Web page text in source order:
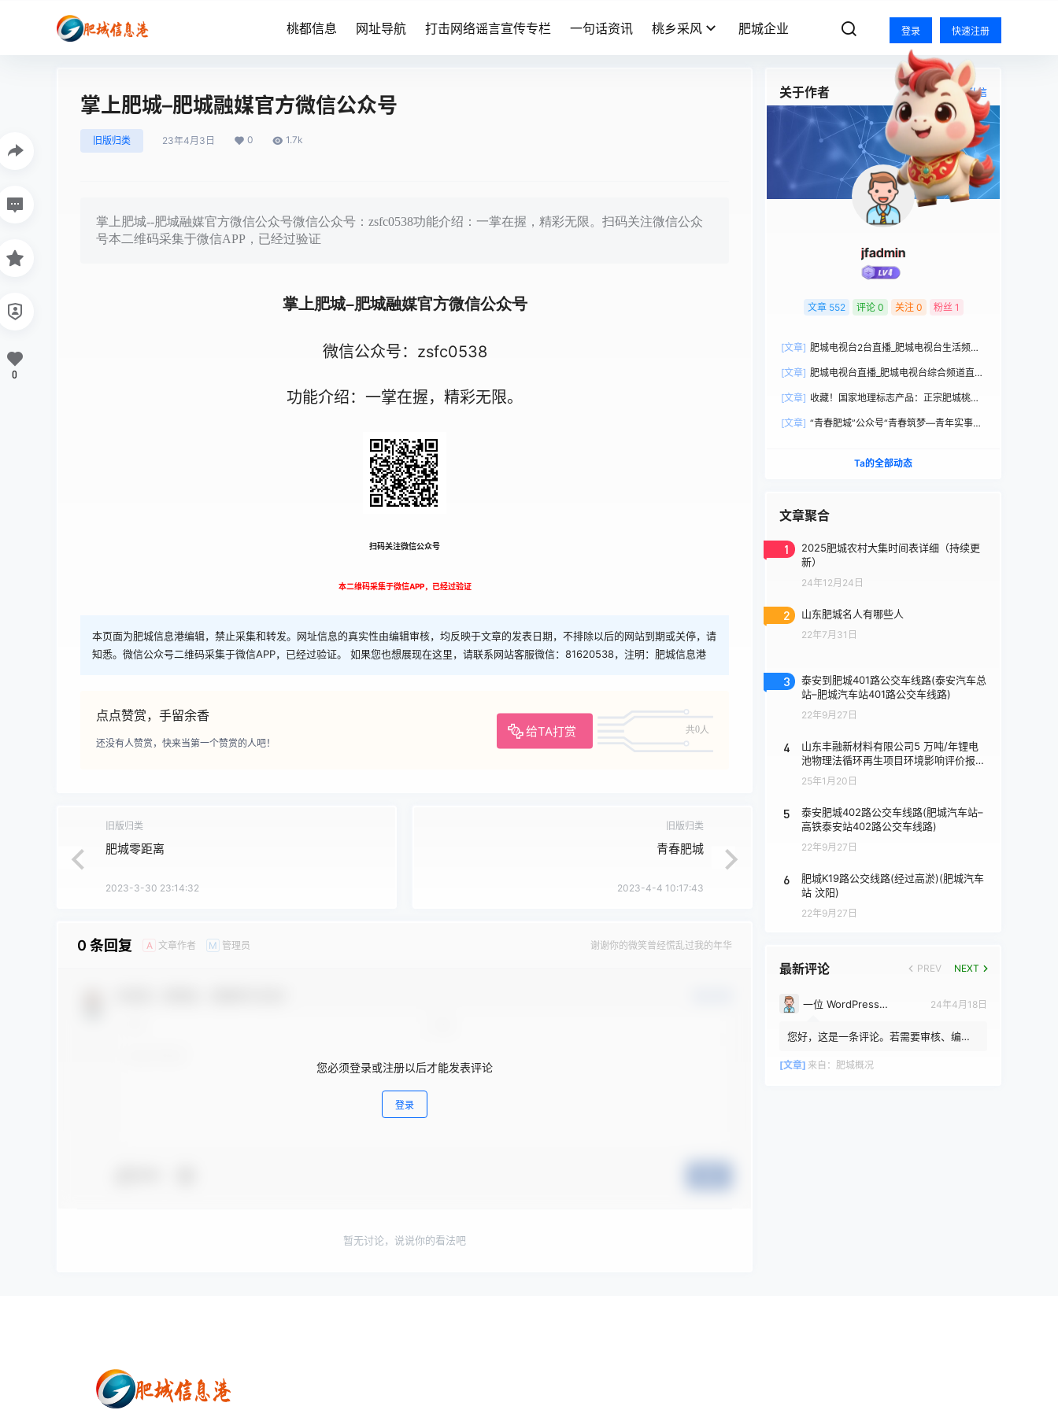
桃都信息 网址导航 打击网络谣言宣传专栏 一句话资讯 桃乡采风 肥城企业 登录 快速注册
掌上肥城–肥城融媒官方微信公众号
旧版归类 23年4月3日 0 1.7k
掌上肥城--肥城融媒官方微信公众号微信公众号：zsfc0538功能介绍：一掌在握，精彩无限。扫码关注微信公众
号本二维码采集于微信APP，已经过验证
掌上肥城–肥城融媒官方微信公众号
微信公众号：zsfc0538
功能介绍：一掌在握，精彩无限。
扫码关注微信公众号
本二维码采集于微信APP，已经过验证
本页面为肥城信息港编辑，禁止采集和转发。网址信息的真实性由编辑审核，均反映于文章的发表日期，不排除以后的网站到期或关停，请
知悉。微信公众号二维码采集于微信APP，已经过验证。 如果您也想展现在这里，请联系网站客服微信：81620538，注明：肥城信息港
点点赞赏，手留余香
给TA打赏 共0人
还没有人赞赏，快来当第一个赞赏的人吧！
0
旧版归类
肥城零距离
2023-3-30 23:14:32
旧版归类
青春肥城
2023-4-4 10:17:43
0 条回复 A 文章作者 M 管理员 谢谢你的微笑曾经慌乱过我的年华
您必须登录或注册以后才能发表评论
登录
暂无讨论，说说你的看法吧
关于作者 关注 私信
jfadmin
文章 552 评论 0 关注 0 粉丝 1
[文章] 肥城电视台2台直播_肥城电视台生活频道
[文章] 肥城电视台直播_肥城电视台综合频道直播
[文章] 收藏！国家地理标志产品：正宗肥城桃选
[文章] “青春肥城”公众号“青春筑梦—青年实事直
Ta的全部动态
文章聚合
1
2025肥城农村大集时间表详细（持续更
新）
24年12月24日
2 山东肥城名人有哪些人
22年7月31日
3
泰安到肥城401路公交车线路(泰安汽车总
站–肥城汽车站401路公交车线路)
22年9月27日
4
山东丰融新材料有限公司5 万吨/年锂电
池物理法循环再生项目环境影响评价报批
前公示
25年1月20日
5
泰安肥城402路公交车线路(肥城汽车站–
高铁泰安站402路公交车线路)
22年9月27日
6
肥城K19路公交线路(经过高淤)(肥城汽车
站 汶阳)
22年9月27日
最新评论 PREV NEXT
一位 WordPress 评论者 24年4月18日
您好，这是一条评论。若需要审核、编辑
评论者头像来自 Gravatar。
[文章] 来自： 肥城概况